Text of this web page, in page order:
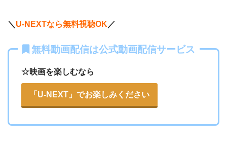
各動画共有サイトを実際に確認する
▶︎Openload(アクセスブロック中）
イトで配信されている動画は、著作権法や象徴権を侵害して
いる恐れがあります。
＼ U-NEXTなら無料視聴OK ／
無料動画配信は公式動画配信サービス
☆映画を楽しむなら
「U-NEXT」でお楽しみください